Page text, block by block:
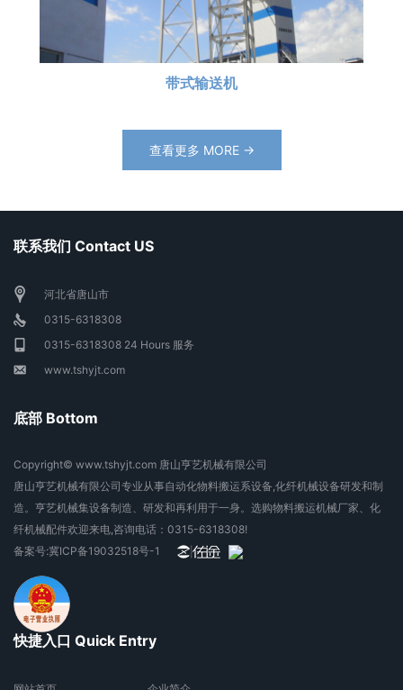
带式输送机
查看更多 MORE →
联系我们 Contact US
河北省唐山市
0315-6318308
0315-6318308 24 Hours 服务
www.tshyjt.com
底部 Bottom
Copyright© www.tshyjt.com 唐山亨艺机械有限公司
唐山亨艺机械有限公司专业从事自动化物料搬运系设备,化纤机械设备研发和制
造。亨艺机械集设备制造、研发和再利用于一身。选购物料搬运机械厂家、化
纤机械配件欢迎来电,咨询电话：0315-6318308!
备案号:冀ICP备19032518号-1
快捷入口 Quick Entry